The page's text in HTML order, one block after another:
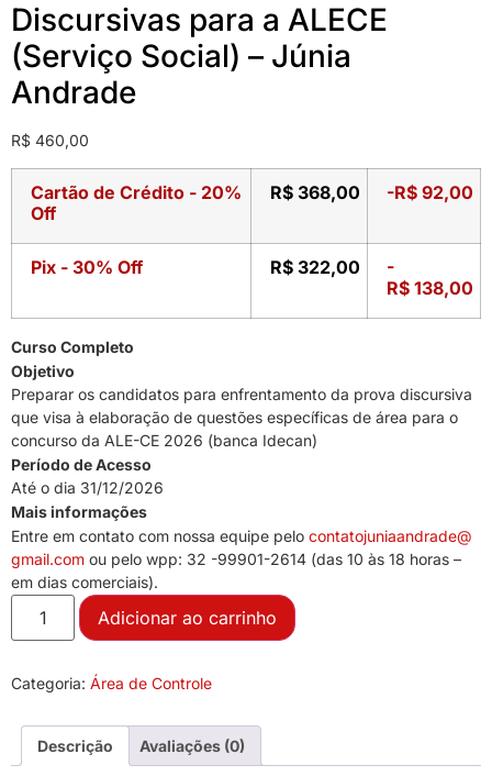
Discursivas para a ALECE
(Serviço Social) – Júnia
Andrade
R$ 460,00
Cartão de Crédito - 20%
Off
R$ 368,00 -R$ 92,00
Pix - 30% Off R$ 322,00
-
R$ 138,00
Curso Completo
Objetivo
Preparar os candidatos para enfrentamento da prova discursiva
que visa à elaboração de questões específicas de área para o
concurso da ALE-CE 2026 (banca Idecan)
Período de Acesso
Até o dia 31/12/2026
Mais informações
Entre em contato com nossa equipe pelo contatojuniaandrade@
gmail.com ou pelo wpp: 32 -99901-2614 (das 10 às 18 horas –
em dias comerciais).
Adicionar ao carrinho
Categoria: Área de Controle
Descrição Avaliações (0)